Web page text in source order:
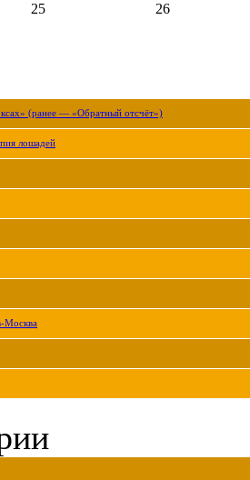
25
26
(ранее — «Обратный отсчёт»)
лошадей
Москва